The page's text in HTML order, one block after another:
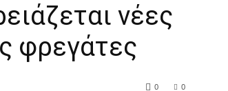
νέες
φρεγάτες
0
0